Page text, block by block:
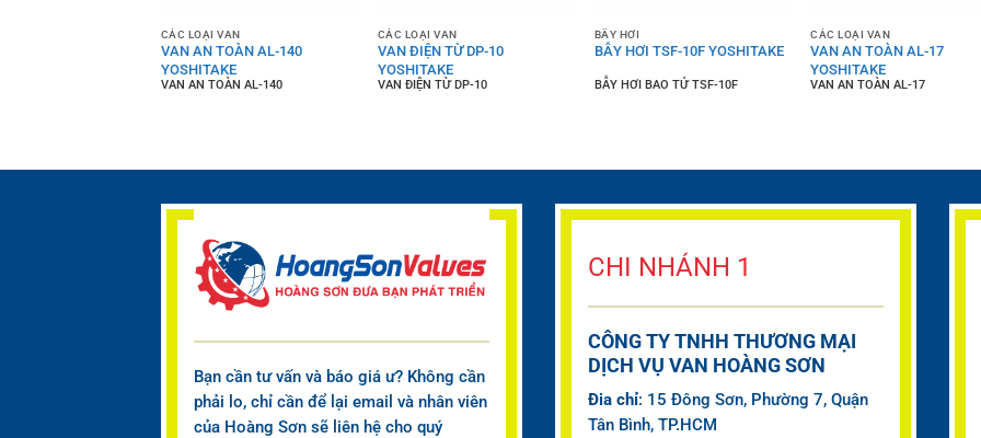
CÁC LOẠI VAN
VAN AN TOÀN AL-140
YOSHITAKE
VAN AN TOÀN AL-140
CÁC LOẠI VAN
VAN ĐIỆN TỪ DP-10
YOSHITAKE
VAN ĐIỆN TỪ DP-10
BẪY HƠI
BẪY HƠI TSF-10F YOSHITAKE
BẪY HƠI BAO TỬ TSF-10F
CÁC LOẠI VAN
VAN AN TOÀN AL-17
YOSHITAKE
VAN AN TOÀN AL-17
Bạn cần tư vấn và báo giá ư? Không cần
phải lo, chỉ cần để lại email và nhân viên
của Hoàng Sơn sẽ liên hệ cho quý
CHI NHÁNH 1
CÔNG TY TNHH THƯƠNG MẠI
DỊCH VỤ VAN HOÀNG SƠN
Đia chỉ: 15 Đông Sơn, Phường 7, Quận
Tân Bình, TP.HCM